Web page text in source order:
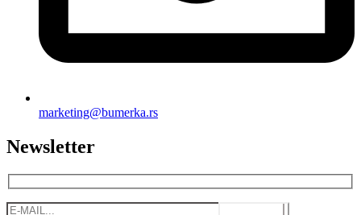
marketing@bumerka.rs
Newsletter